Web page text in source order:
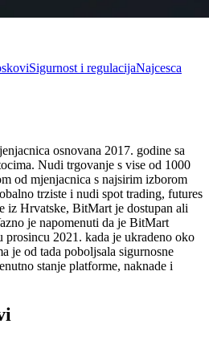
Sigurnost i regulacijaNajcesca
osnovana 2017. godine sa
Nudi trgovanje s vise od 1000
od mjenjacnica s najsirim izborom
trziste i nudi spot trading, futures
iz Hrvatske, BitMart je dostupan ali
je napomenuti da je BitMart
prosincu 2021. kada je ukradeno oko
je od tada poboljsala sigurnosne
stanje platforme, naknade i